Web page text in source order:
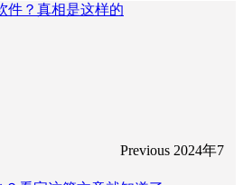
件？真相是这样的
Previous 2024年7